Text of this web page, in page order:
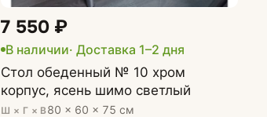
7 550 ₽
В наличии· Доставка 1–2 дня
Стол обеденный № 10 хром
корпус, ясень шимо светлый
Ш × Г × В80 × 60 × 75 см